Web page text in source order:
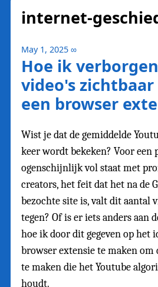
internet-
May 1, 2025 ∞
Hoe ik
video's
een browser
Wist je dat de gemiddelde
keer wordt bekeken? Voor een
ogenschijnlijk vol staat met
creators, het feit dat het na de
bezochte site is, valt dit aantal
tegen? Of is er iets anders aan
hoe ik door dit gegeven op het
browser extensie te maken om
te maken die het Youtube
houdt.